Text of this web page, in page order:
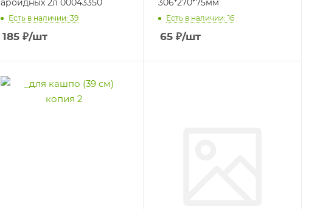
ароидных 2л 00043350
Есть в наличии: 39
185₽/шт
306*270*75мм
Есть в наличии: 16
65 ₽/шт